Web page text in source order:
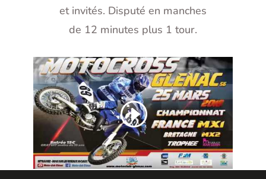
et invités. Disputé en manches
de 12 minutes plus 1 tour.